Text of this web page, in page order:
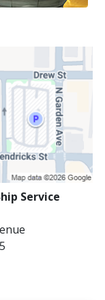
Service